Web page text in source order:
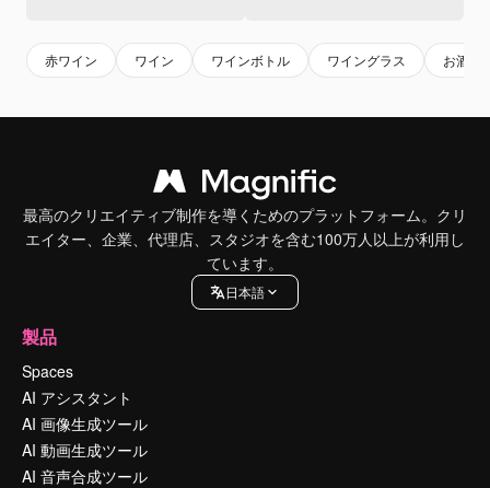
赤ワイン ワイン ワインボトル ワイングラス お酒
最高のクリエイティブ制作を導くためのプラットフォーム。クリ
エイター、企業、代理店、スタジオを含む100万人以上が利用し
ています。
日本語
製品
Spaces
AI アシスタント
AI 画像生成ツール
AI 動画生成ツール
AI 音声合成ツール